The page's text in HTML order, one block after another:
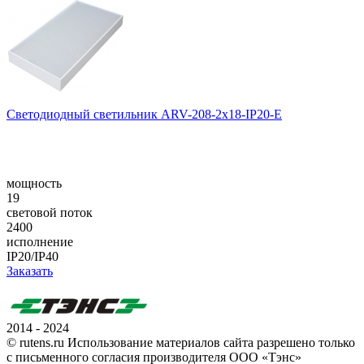
Светодиодный светильник ARV-208-2x18-IP20-E
мощность
19
световой поток
2400
исполнение
IP20/IP40
Заказать
2014 - 2024
© rutens.ru Использование материалов сайта разрешено только
с письменного согласия производителя ООО «Тэнс»